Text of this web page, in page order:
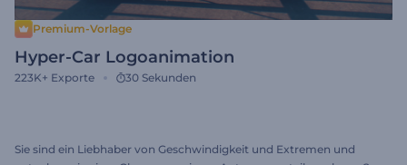
Premium-Vorlage
Hyper-Car Logoanimation
223K+ Exporte 30 Sekunden
Sie sind ein Liebhaber von Geschwindigkeit und Extremen und